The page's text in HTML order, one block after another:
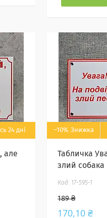
24 дні
але
–10%
Табличка
злий собака
17-595-1
189 ₴
170,10 ₴